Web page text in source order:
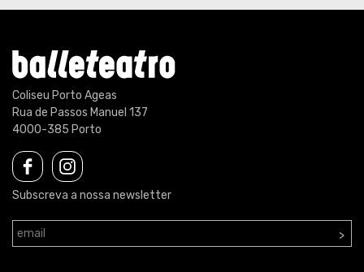
Coliseu Porto Ageas
Rua de Passos Manuel 137
4000-385 Porto
Subscreva a nossa newsletter
>